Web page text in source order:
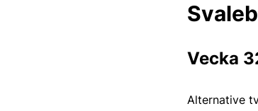
Vecka
Alternative